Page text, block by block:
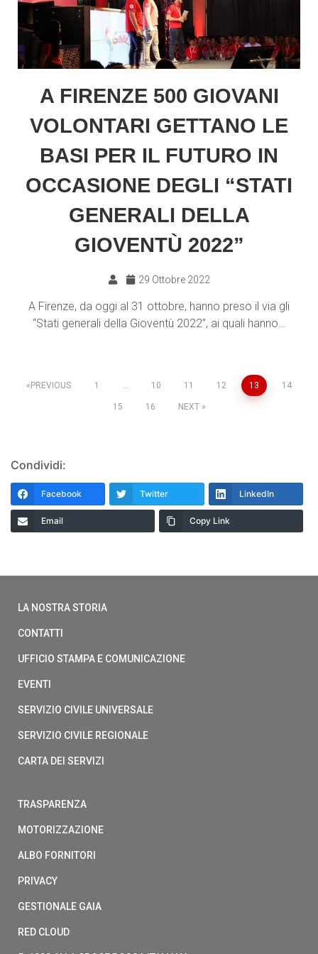
A FIRENZE 500 GIOVANI
VOLONTARI GETTANO LE
BASI PER IL FUTURO IN
OCCASIONE DEGLI “STATI
GENERALI DELLA
GIOVENTÙ 2022”
29 Ottobre 2022
A Firenze, da oggi al 31 ottobre, hanno preso il via gli
“Stati generali della Gioventù 2022”, ai quali hanno…
PREVIOUS 1 … 10 11 12 13 14
15 16 NEXT
Condividi:
Facebook Twitter LinkedIn
Email Copy Link
LA NOSTRA STORIA
CONTATTI
UFFICIO STAMPA E COMUNICAZIONE
EVENTI
SERVIZIO CIVILE UNIVERSALE
SERVIZIO CIVILE REGIONALE
CARTA DEI SERVIZI
TRASPARENZA
MOTORIZZAZIONE
ALBO FORNITORI
PRIVACY
GESTIONALE GAIA
RED CLOUD